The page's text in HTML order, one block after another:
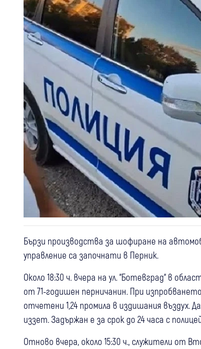
Бързи производства за шофиране на
управление са започнати в Перник.
Около 18:30 ч. вчера на ул. “Ботевград“ в
от 71-годишен перничанин. При
отчетени 1,24 промила в издишания въздух.
иззет. Задържан е за срок до 24 часа с
Отново вчера, около 15:30 ч., служители от